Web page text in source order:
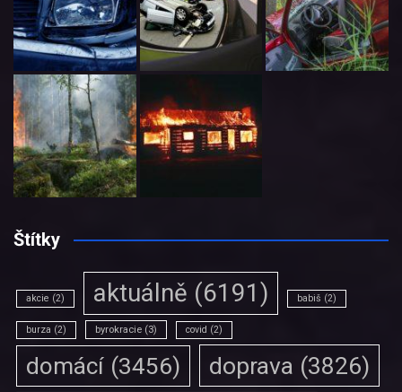
Štítky
akcie (2) aktuálně (6191) babiš (2)
burza (2) byrokracie (3) covid (2)
domácí (3456) doprava (3826)